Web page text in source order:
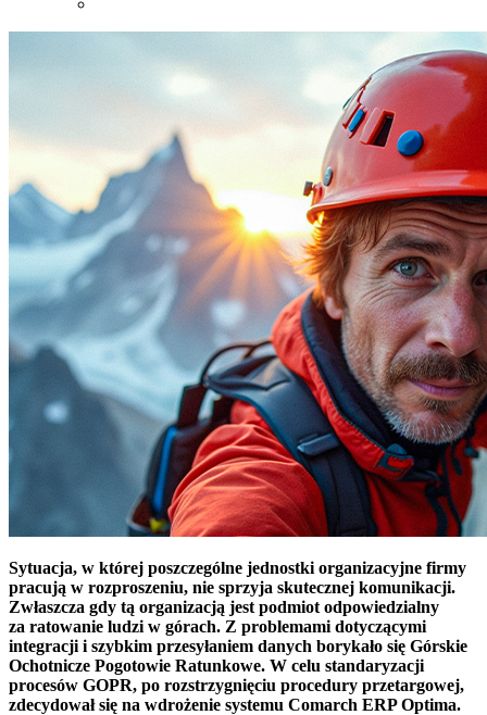
Sytuacja, w której poszczególne jednostki organizacyjne firmy
pracują w rozproszeniu, nie sprzyja skutecznej komunikacji.
Zwłaszcza gdy tą organizacją jest podmiot odpowiedzialny
za ratowanie ludzi w górach. Z problemami dotyczącymi
integracji i szybkim przesyłaniem danych borykało się Górskie
Ochotnicze Pogotowie Ratunkowe. W celu standaryzacji
procesów GOPR, po rozstrzygnięciu procedury przetargowej,
zdecydował się na wdrożenie systemu Comarch ERP Optima.